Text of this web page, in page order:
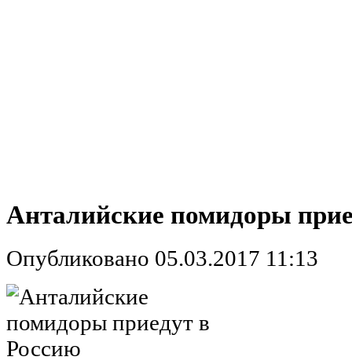
Анталийские помидоры
Опубликовано 05.03.2017 11:13